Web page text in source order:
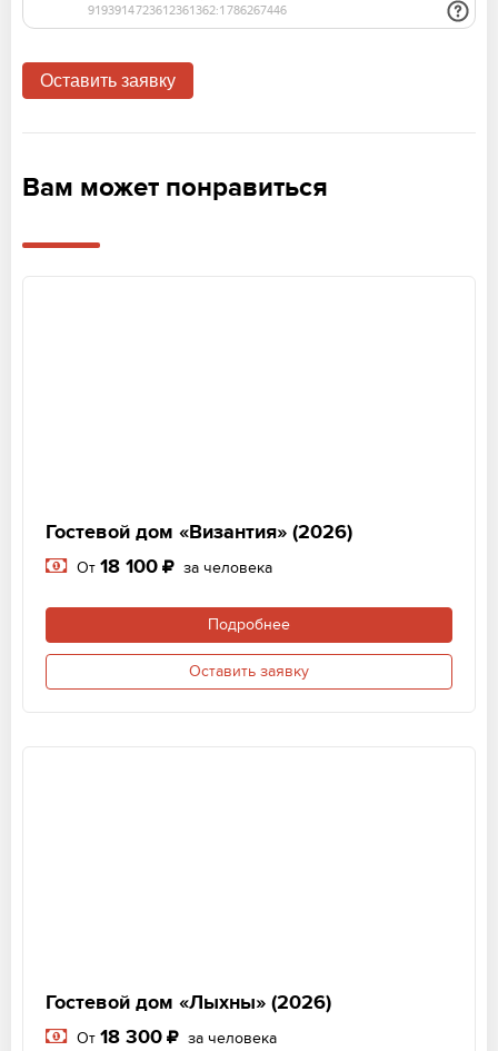
Вам может понравиться
Гостевой дом «Византия» (2026)
От 18 100 за человека
Подробнее
Оставить заявку
Гостевой дом «Лыхны» (2026)
От 18 300 за человека